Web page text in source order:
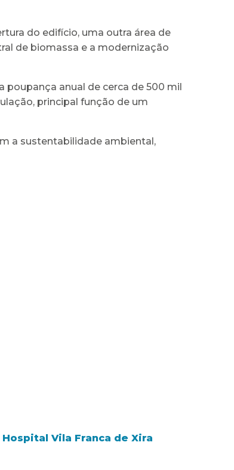
do edifício, uma outra área de
de biomassa e a modernização
poupança anual de cerca de 500 mil
principal função de um
a sustentabilidade ambiental,
Vila Franca de Xira